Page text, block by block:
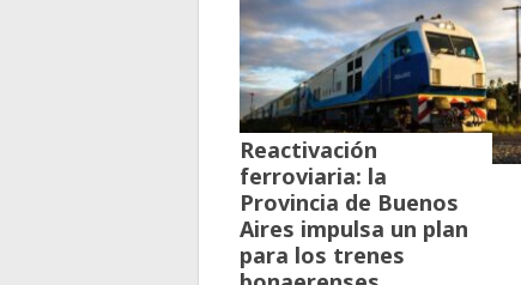
Reactivación
ferroviaria: la
Provincia de Buenos
Aires impulsa un plan
para los trenes